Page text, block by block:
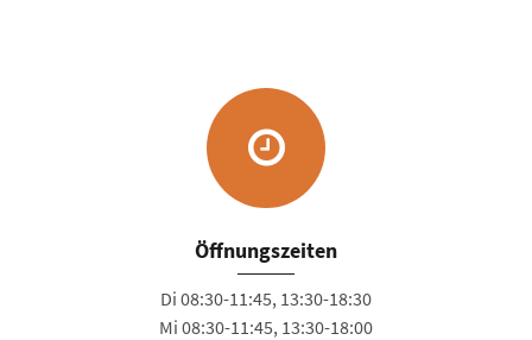
Öffnungszeiten
Di 08:30-11:45, 13:30-18:30
Mi 08:30-11:45, 13:30-18:00